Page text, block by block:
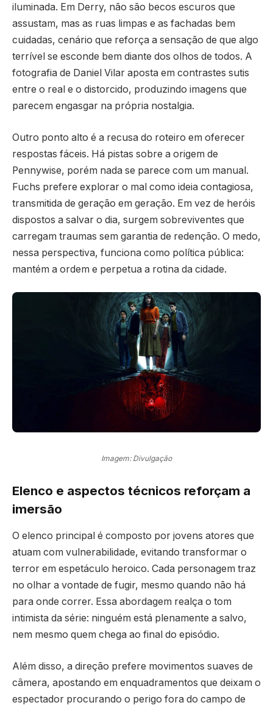
iluminada. Em Derry, não são becos escuros que
assustam, mas as ruas limpas e as fachadas bem
cuidadas, cenário que reforça a sensação de que algo
terrível se esconde bem diante dos olhos de todos. A
fotografia de Daniel Vilar aposta em contrastes sutis
entre o real e o distorcido, produzindo imagens que
parecem engasgar na própria nostalgia.
Outro ponto alto é a recusa do roteiro em oferecer
respostas fáceis. Há pistas sobre a origem de
Pennywise, porém nada se parece com um manual.
Fuchs prefere explorar o mal como ideia contagiosa,
transmitida de geração em geração. Em vez de heróis
dispostos a salvar o dia, surgem sobreviventes que
carregam traumas sem garantia de redenção. O medo,
nessa perspectiva, funciona como política pública:
mantém a ordem e perpetua a rotina da cidade.
Imagem: Divulgação
Elenco e aspectos técnicos reforçam a
imersão
O elenco principal é composto por jovens atores que
atuam com vulnerabilidade, evitando transformar o
terror em espetáculo heroico. Cada personagem traz
no olhar a vontade de fugir, mesmo quando não há
para onde correr. Essa abordagem realça o tom
intimista da série: ninguém está plenamente a salvo,
nem mesmo quem chega ao final do episódio.
Além disso, a direção prefere movimentos suaves de
câmera, apostando em enquadramentos que deixam o
espectador procurando o perigo fora do campo de